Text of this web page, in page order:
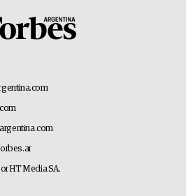
HT Media SA.